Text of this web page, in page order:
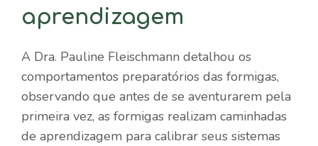
aprendizagem
A Dra. Pauline Fleischmann detalhou os
comportamentos preparatórios das formigas,
observando que antes de se aventurarem pela
primeira vez, as formigas realizam caminhadas
de aprendizagem para calibrar seus sistemas